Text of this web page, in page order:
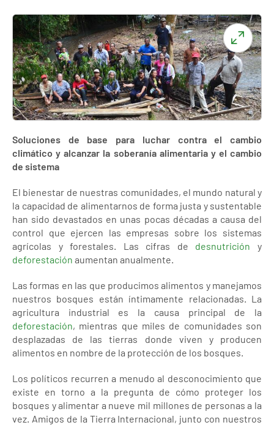
Soluciones de base para luchar contra el cambio
climático y alcanzar la soberanía alimentaria y el cambio
de sistema
El bienestar de nuestras comunidades, el mundo natural y
la capacidad de alimentarnos de forma justa y sustentable
han sido devastados en unas pocas décadas a causa del
control que ejercen las empresas sobre los sistemas
agrícolas y forestales. Las cifras de desnutrición y
deforestación aumentan anualmente.
Las formas en las que producimos alimentos y manejamos
nuestros bosques están íntimamente relacionadas. La
agricultura industrial es la causa principal de la
deforestación, mientras que miles de comunidades son
desplazadas de las tierras donde viven y producen
alimentos en nombre de la protección de los bosques.
Los políticos recurren a menudo al desconocimiento que
existe en torno a la pregunta de cómo proteger los
bosques y alimentar a nueve mil millones de personas a la
vez. Amigos de la Tierra Internacional, junto con nuestros